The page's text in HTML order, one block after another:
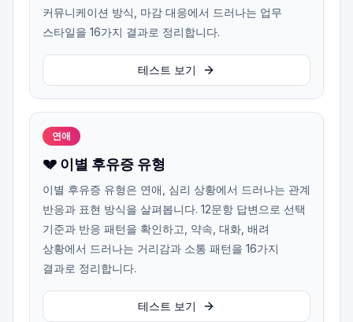
커뮤니케이션 방식, 마감 대응에서 드러나는 업무
스타일을 16가지 결과로 정리합니다.
테스트 보기
연애
💔 이별 후유증 유형
이별 후유증 유형은 연애, 심리 상황에서 드러나는 관계
반응과 표현 방식을 살펴봅니다. 12문항 답변으로 선택
기준과 반응 패턴을 확인하고, 약속, 대화, 배려
상황에서 드러나는 거리감과 소통 패턴을 16가지
결과로 정리합니다.
테스트 보기